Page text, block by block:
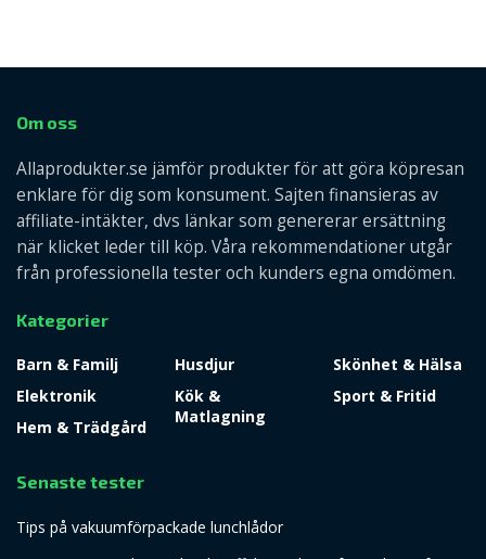
Om oss
Allaprodukter.se jämför produkter för att göra köpresan
enklare för dig som konsument. Sajten finansieras av
affiliate-intäkter, dvs länkar som genererar ersättning
när klicket leder till köp. Våra rekommendationer utgår
från professionella tester och kunders egna omdömen.
Kategorier
Barn & Familj
Elektronik
Hem & Trädgård
Husdjur
Kök &
Matlagning
Skönhet & Hälsa
Sport & Fritid
Senaste tester
Tips på vakuumförpackade lunchlådor